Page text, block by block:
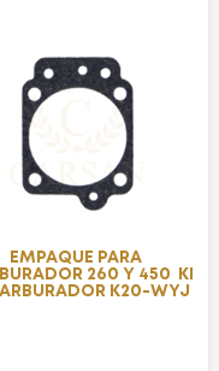
EMPAQUE PARA
260 Y 450 KI
K20-WYJ